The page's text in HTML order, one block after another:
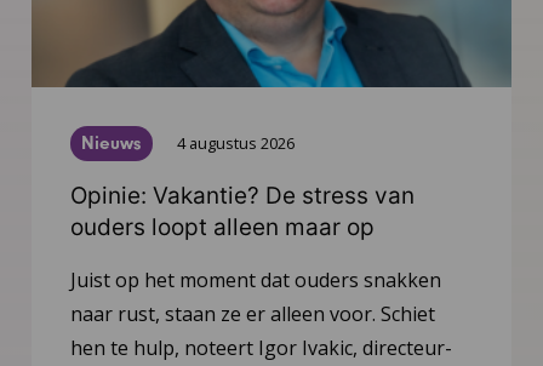
Nieuws 4 augustus 2026
Opinie: Vakantie? De stress van
ouders loopt alleen maar op
Juist op het moment dat ouders snakken
naar rust, staan ze er alleen voor. Schiet
hen te hulp, noteert Igor Ivakic, directeur-